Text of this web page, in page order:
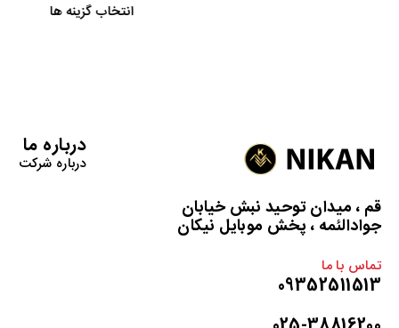
انتخاب گزینه ها
قم ، میدان توحید نبش خیابان
جوادالئمه ، پخش موبایل نیکان
تماس با ما
09352511513
درباره ما
درباره شرکت